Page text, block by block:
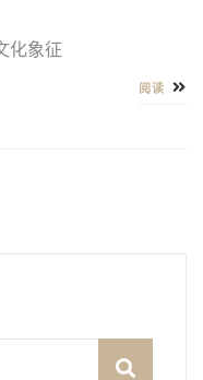
化象征
阅读